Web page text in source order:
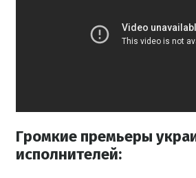
Громкие премьеры
исполнителей: